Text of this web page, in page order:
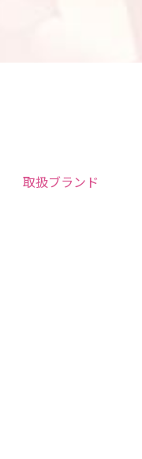
取扱ブランド